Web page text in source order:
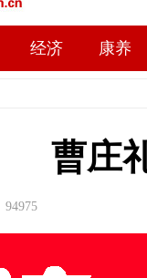
经济 康养
曹庄
94975